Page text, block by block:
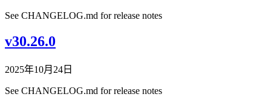
See CHANGELOG.md for release notes
v30.26.0
2025年10月24日
See CHANGELOG.md for release notes